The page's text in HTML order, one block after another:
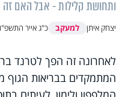
ותחושת קלילות - אבל האם זה
יצחק איתן למעקב כ"ג אייר התשפ"ו
לאחרונה זה הפך לטרנד
המתמקדים בבריאות הגוף